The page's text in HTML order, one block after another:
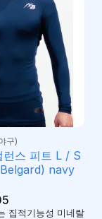
구)
런스 피트 L / S
navy
집적기능성 미네랄